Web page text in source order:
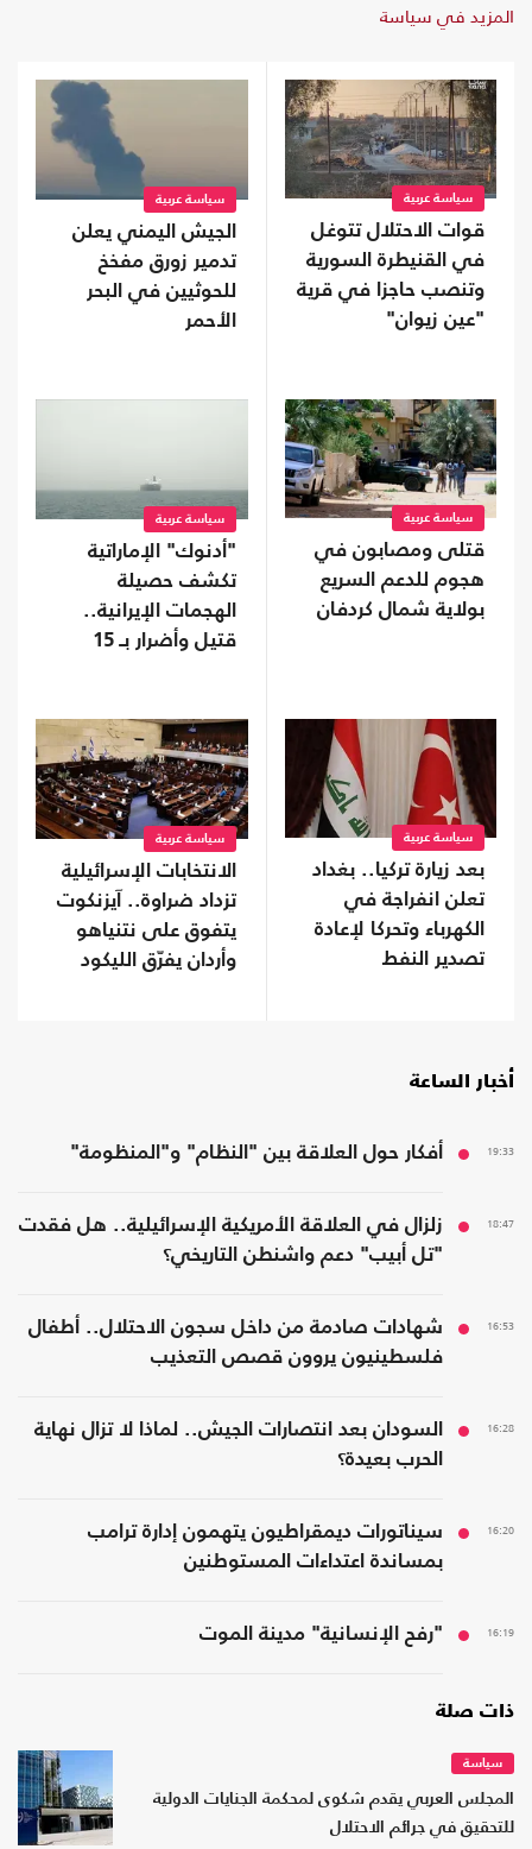
المزيد في سياسة
سياسة عربية
قوات الاحتلال تتوغل
في القنيطرة السورية
وتنصب حاجزا في قرية
"عين زيوان"
سياسة عربية
الجيش اليمني يعلن
تدمير زورق مفخخ
للحوثيين في البحر
الأحمر
سياسة عربية
قتلى ومصابون في
هجوم للدعم السريع
بولاية شمال كردفان
سياسة عربية
"أدنوك" الإماراتية
تكشف حصيلة
الهجمات الإيرانية..
قتيل وأضرار بـ 15
سياسة عربية
بعد زيارة تركيا.. بغداد
تعلن انفراجة في
الكهرباء وتحركا لإعادة
تصدير النفط
سياسة عربية
الانتخابات الإسرائيلية
تزداد ضراوة.. آيزنكوت
يتفوق على نتنياهو
وأردان يفرّق الليكود
أخبار الساعة
19:33 أفكار حول العلاقة بين "النظام" و"المنظومة"
18:47
زلزال في العلاقة الأمريكية الإسرائيلية.. هل فقدت
"تل أبيب" دعم واشنطن التاريخي؟
16:53
شهادات صادمة من داخل سجون الاحتلال.. أطفال
فلسطينيون يروون قصص التعذيب
16:28
السودان بعد انتصارات الجيش.. لماذا لا تزال نهاية
الحرب بعيدة؟
16:20
سيناتورات ديمقراطيون يتهمون إدارة ترامب
بمساندة اعتداءات المستوطنين
16:19 "رفح الإنسانية" مدينة الموت
ذات صلة
سياسة
المجلس العربي يقدم شكوى لمحكمة الجنايات الدولية
للتحقيق في جرائم الاحتلال